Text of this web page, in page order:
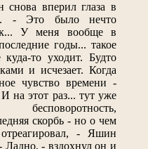
вперил глаза в
- Это было нечто
У меня вообще в
годы... такое
то уходит. Будто
и исчезает. Когда
чувство времени -
на этот раз... тут уже
скорбь - но о чем
- Яшин
Ладно, - вздохнул он и